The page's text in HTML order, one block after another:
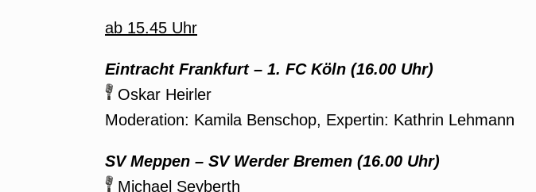
ab 15.45 Uhr
Eintracht Frankfurt – 1. FC Köln (16.00 Uhr)
Oskar Heirler
Moderation: Kamila Benschop, Expertin: Kathrin Lehmann
SV Meppen – SV Werder Bremen (16.00 Uhr)
Michael Seyberth